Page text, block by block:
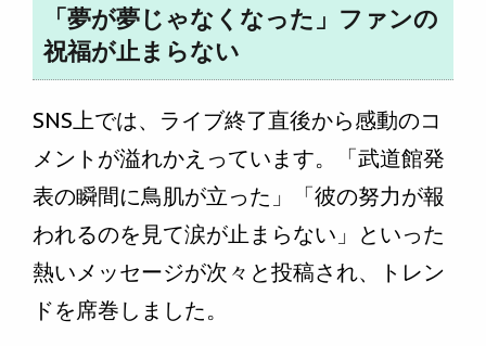
「夢が夢じゃなくなった」ファンの
祝福が止まらない
SNS上では、ライブ終了直後から感動のコ
メントが溢れかえっています。「武道館発
表の瞬間に鳥肌が立った」「彼の努力が報
われるのを見て涙が止まらない」といった
熱いメッセージが次々と投稿され、トレン
ドを席巻しました。